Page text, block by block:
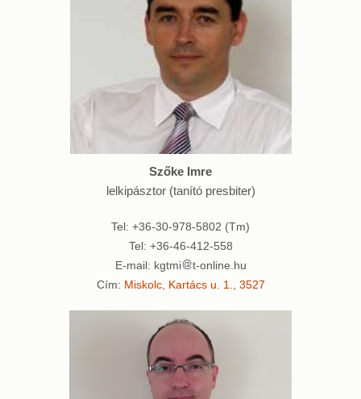
Szőke Imre
lelkipásztor (tanító presbiter)
Tel: +36-30-978-5802 (Tm)
Tel: +36-46-412-558
E-mail: kgtmi
t-online.hu
Cím: Miskolc, Kartács u. 1., 3527